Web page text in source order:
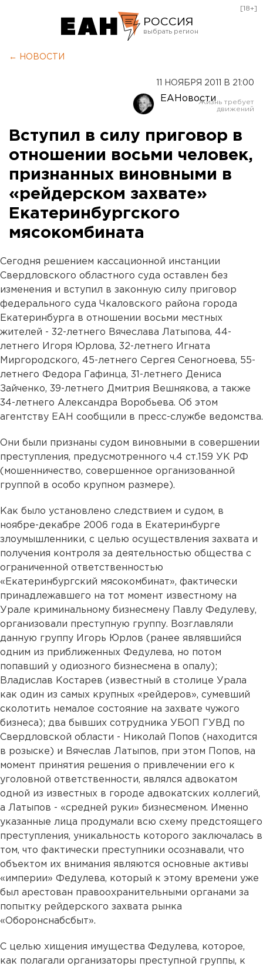
РОССИЯ
Оренбург
[18+]
← НОВОСТИ
11 НОЯБРЯ 2011 В 21:00
ЕАНовости
Вступил в силу приговор в
отношении восьми человек,
признанных виновными в
«рейдерском захвате»
Екатеринбургского
мясокомбината
Сегодня решением кассационной инстанции
Свердловского областного суда оставлен без
изменения и вступил в законную силу приговор
федерального суда Чкаловского района города
Екатеринбурга в отношении восьми местных
жителей - 32-летнего Вячеслава Латыпова, 44-
летнего Игоря Юрлова, 32-летнего Игната
Миргородского, 45-летнего Сергея Сеногноева, 55-
летнего Федора Гафинца, 31-летнего Дениса
Зайченко, 39-летнего Дмитрия Вешнякова, а также
34-летнего Александра Воробьева. Об этом
агентству ЕАН сообщили в пресс-службе ведомства.
Они были признаны судом виновными в совершении
преступления, предусмотренного ч.4 ст.159 УК РФ
(мошенничество, совершенное организованной
группой в особо крупном размере).
Как было установлено следствием и судом, в
ноябре-декабре 2006 года в Екатеринбурге
злоумышленники, с целью осуществления захвата и
получения контроля за деятельностью общества с
ограниченной ответственностью
«Екатеринбургский мясокомбинат», фактически
принадлежавшего на тот момент известному на
Урале криминальному бизнесмену Павлу Федулеву,
организовали преступную группу. Возглавляли
данную группу Игорь Юрлов (ранее являвшийся
одним из приближенных Федулева, но потом
попавший у одиозного бизнесмена в опалу);
Владислав Костарев (известный в столице Урала
как один из самых крупных «рейдеров», сумевший
сколотить немалое состояние на захвате чужого
бизнеса); два бывших сотрудника УБОП ГУВД по
Свердловской области - Николай Попов (находится
в розыске) и Вячеслав Латыпов, при этом Попов, на
момент принятия решения о привлечении его к
уголовной ответственности, являлся адвокатом
одной из известных в городе адвокатских коллегий,
а Латыпов - «средней руки» бизнесменом. Именно
указанные лица продумали всю схему предстоящего
преступления, уникальность которого заключалась в
том, что фактически преступники осознавали, что
объектом их внимания являются основные активы
«империи» Федулева, который к этому времени уже
был арестован правоохранительными органами за
попытку рейдерского захвата рынка
«Оборонснабсбыт».
С целью хищения имущества Федулева, которое,
как полагали организаторы преступной группы, к